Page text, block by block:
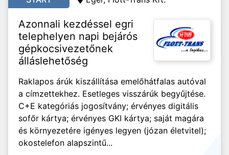
Azonnali kezdéssel egri
telephelyen napi bejárós
gépkocsivezetőnek
álláslehetőség
Raklapos árúk kiszállítása emelőhátfalas autóval
a címzettekhez. Esetleges visszárúk begyűjtése.
C+E kategóriás jogosítvány; érvényes digitális
sofőr kártya; érvényes GKI kártya; saját magára
és környezetére igényes legyen (józan életvitel);
okostelefon alapszintű...